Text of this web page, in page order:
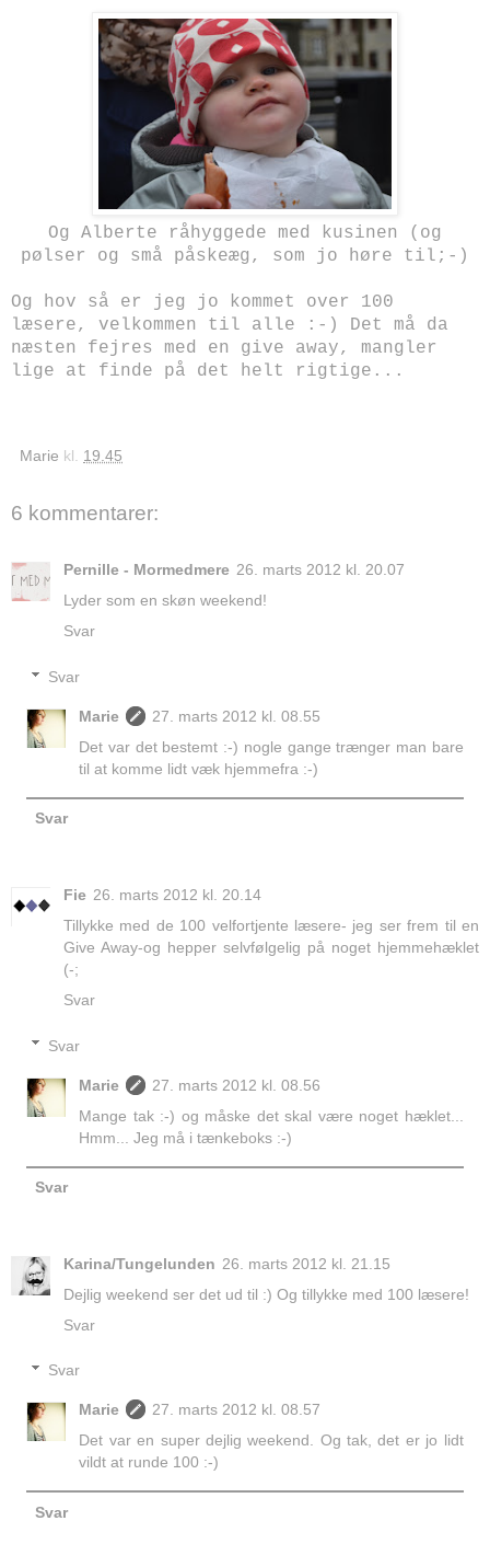
Og Alberte råhyggede med kusinen (og
pølser og små påskeæg, som jo høre til;-)
Og hov så er jeg jo kommet over 100
læsere, velkommen til alle :-) Det må da
næsten fejres med en give away, mangler
lige at finde på det helt rigtige...
Marie kl. 19.45
6 kommentarer:
Pernille - Mormedmere 26. marts 2012 kl. 20.07
Lyder som en skøn weekend!
Svar
Svar
Marie
27. marts 2012 kl. 08.55
Det var det bestemt :-) nogle gange trænger man bare
til at komme lidt væk hjemmefra :-)
Svar
Fie 26. marts 2012 kl. 20.14
Tillykke med de 100 velfortjente læsere- jeg ser frem til en
Give Away-og hepper selvfølgelig på noget hjemmehæklet
(-;
Svar
Svar
Marie
27. marts 2012 kl. 08.56
Mange tak :-) og måske det skal være noget hæklet...
Hmm... Jeg må i tænkeboks :-)
Svar
Karina/Tungelunden 26. marts 2012 kl. 21.15
Dejlig weekend ser det ud til :) Og tillykke med 100 læsere!
Svar
Svar
Marie
27. marts 2012 kl. 08.57
Det var en super dejlig weekend. Og tak, det er jo lidt
vildt at runde 100 :-)
Svar